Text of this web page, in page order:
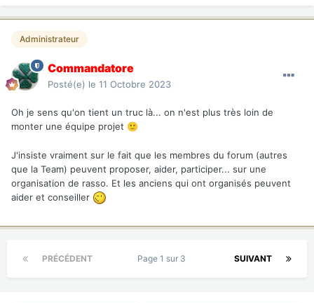
Administrateur
Commandatore
Posté(e) le 11 Octobre 2023
Oh je sens qu'on tient un truc là... on n'est plus très loin de
monter une équipe projet 🙂
J'insiste vraiment sur le fait que les membres du forum (autres
que la Team) peuvent proposer, aider, participer... sur une
organisation de rasso. Et les anciens qui ont organisés peuvent
aider et conseiller
PRÉCÉDENT SUIVANT
Page 1 sur 3